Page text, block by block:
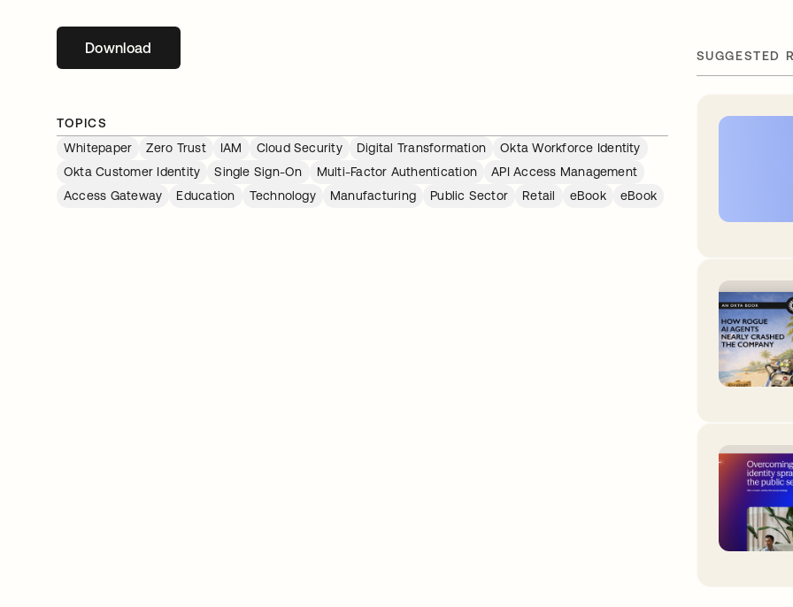
Downloadabre em uma nova guia
TOPICS
Whitepaper
Zero Trust IAM Cloud Security Digital Transformation
Okta Workforce Identity
Okta Customer Identity
Single Sign-On Multi-Factor Authentication
API Access Management
Access Gateway
Education Technology Manufacturing Public Sector Retail eBook eBook
SUGGESTED